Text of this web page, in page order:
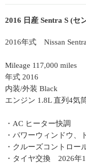
2016 日産 Sentra S (
2016年式 Nissan
Mileage 117,000 miles
年式 2016
内装/外装 Black
エンジン 1.8L 直列4気
・AC ヒーター快調
・パワーウィンドウ、
・クルーズコントロー
・タイヤ交換 2026年1